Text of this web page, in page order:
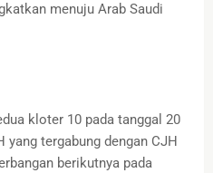
menuju Arab Saudi
kloter 10 pada tanggal 20
yang tergabung dengan CJH
berikutnya pada